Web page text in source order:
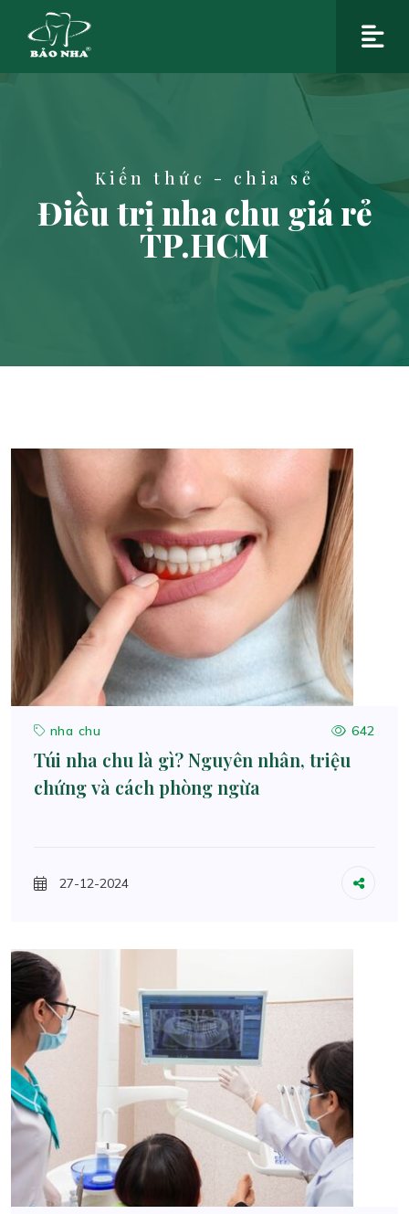
Kiến thức - chia sẻ
Điều trị nha chu giá rẻ
TP.HCM
nha chu 642
Túi nha chu là gì? Nguyên nhân, triệu
chứng và cách phòng ngừa
27-12-2024